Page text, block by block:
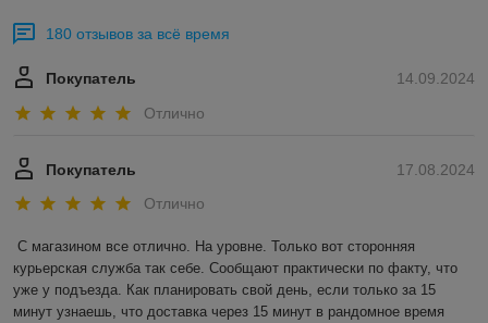
180 отзывов за всё время
14.09.2024
Покупатель
Отлично
17.08.2024
Покупатель
Отлично
С магазином все отлично. На уровне. Только вот сторонняя
курьерская служба так себе. Сообщают практически по факту, что
уже у подъезда. Как планировать свой день, если только за 15
минут узнаешь, что доставка через 15 минут в рандомное время